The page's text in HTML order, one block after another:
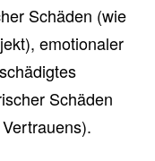
Schäden (wie
emotionaler
Schäden